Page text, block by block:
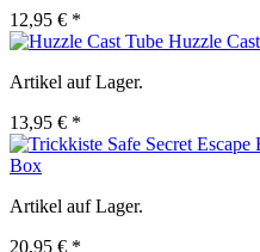
12,95 € *
Huzzle
Artikel auf Lager.
13,95 € *
Box
Artikel auf Lager.
20,95 € *